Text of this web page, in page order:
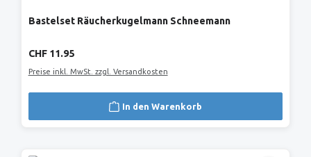
Bastelset Räucherkugelmann Schneemann
Regulärer Preis:
CHF 11.95
Preise inkl. MwSt. zzgl. Versandkosten
In den Warenkorb